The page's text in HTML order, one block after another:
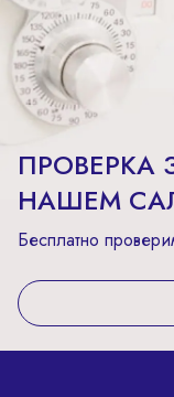
ПРОВЕРКА
НАШЕМ
Бесплатно